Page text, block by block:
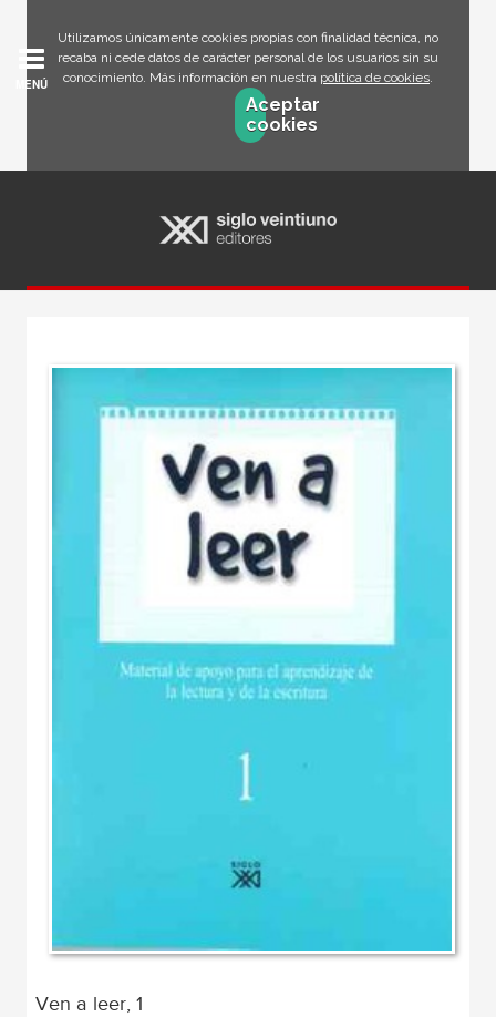
Utilizamos únicamente cookies propias con finalidad técnica, no
recaba ni cede datos de carácter personal de los usuarios sin su
conocimiento. Más información en nuestra política de cookies.
Aceptar
cookies
MENÚ
Ven a leer, 1